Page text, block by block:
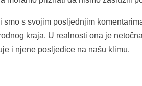
smo s svojim posljednjim
kraja. U realnosti ona je
i njene posljedice na našu klimu.